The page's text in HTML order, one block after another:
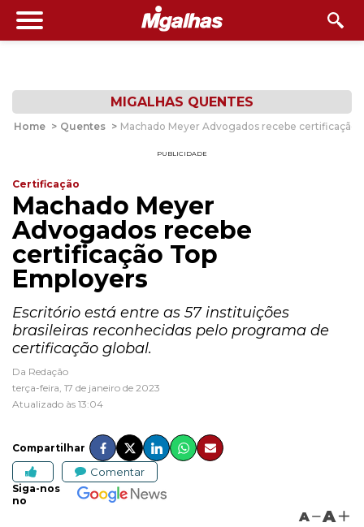
MIGALHAS QUENTES
Home > Quentes > Machado Meyer Advogados recebe certificação
PUBLICIDADE
Certificação
Machado Meyer
Advogados recebe
certificação Top
Employers
Escritório está entre as 57 instituições
brasileiras reconhecidas pelo programa de
certificação global.
Da Redação
terça-feira, 17 de janeiro de 2023
Atualizado às 13:04
Compartilhar
Comentar
Siga-nos
no
A A